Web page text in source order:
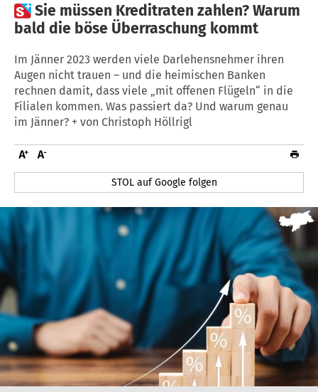
Sie müssen Kreditraten zahlen? Warum
bald die böse Überraschung kommt
Im Jänner 2023 werden viele Darlehensnehmer ihren
Augen nicht trauen – und die heimischen Banken
rechnen damit, dass viele „mit offenen Flügeln“ in die
Filialen kommen. Was passiert da? Und warum genau
im Jänner? + von Christoph Höllrigl
STOL auf Google folgen